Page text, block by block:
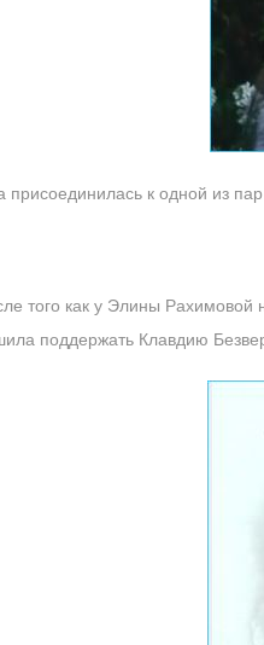
присоединилась к одной из
того как у Элины Рахимовой
поддержать Клавдию